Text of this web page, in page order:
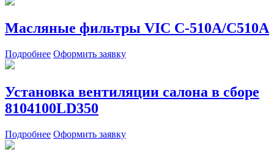
Масляные фильтры VIC C-510A/C510A
Подробнее Оформить заявку
Установка вентиляции салона в сборе
8104100LD350
Подробнее Оформить заявку